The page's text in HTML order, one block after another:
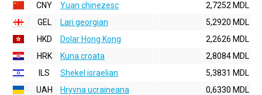
CNY
Yuan chinezesc
2,7252 MDL
GEL
Lari georgian
5,2920 MDL
HKD
Dolar Hong Kong
2,2626 MDL
HRK
Kuna croata
2,8084 MDL
ILS
Shekel israelian
5,3831 MDL
UAH
Hryvna ucraineana
0,6330 MDL